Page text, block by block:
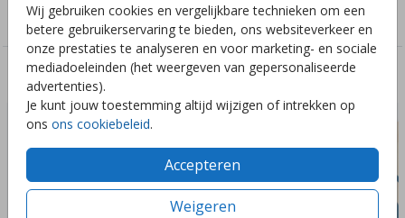
Wij gebruiken cookies en vergelijkbare technieken om een
betere gebruikerservaring te bieden, ons websiteverkeer en
onze prestaties te analyseren en voor marketing- en sociale
mediadoeleinden (het weergeven van gepersonaliseerde
advertenties).
Je kunt jouw toestemming altijd wijzigen of intrekken op
ons ons cookiebeleid.
Accepteren
Weigeren
Geboorte
Deze ontwerpen vind je misschien ook leuk